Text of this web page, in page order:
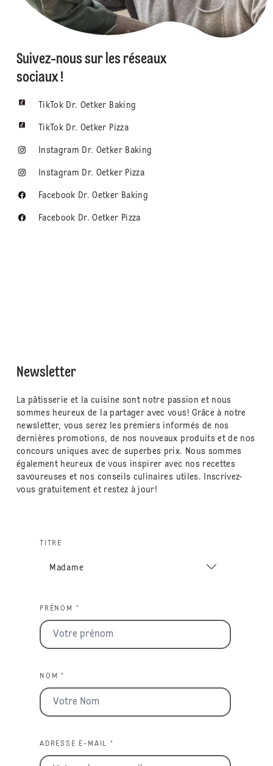
Suivez-nous sur les réseaux
sociaux !
TikTok Dr. Oetker Baking
TikTok Dr. Oetker Pizza
Instagram Dr. Oetker Baking
Instagram Dr. Oetker Pizza
Facebook Dr. Oetker Baking
Facebook Dr. Oetker Pizza
Newsletter
La pâtisserie et la cuisine sont notre passion et nous
sommes heureux de la partager avec vous! Grâce à notre
newsletter, vous serez les premiers informés de nos
dernières promotions, de nos nouveaux produits et de nos
concours uniques avec de superbes prix. Nous sommes
également heureux de vous inspirer avec nos recettes
savoureuses et nos conseils culinaires utiles. Inscrivez-
vous gratuitement et restez à jour!
TITRE
PRÉNOM *
NOM *
ADRESSE E-MAIL *